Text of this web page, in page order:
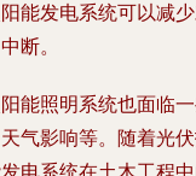
能发电系统可以减
断。
能照明系统也面临
气影响等。随着光